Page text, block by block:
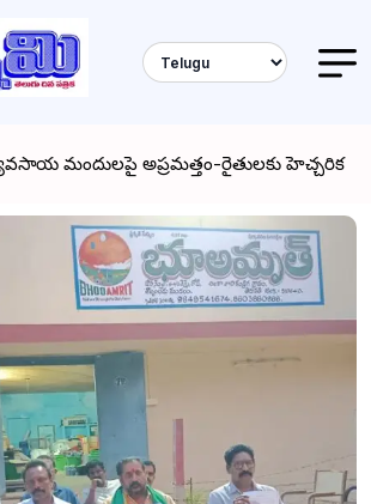
మందులపై అప్రమత్తం-రైతులకు హెచ్చరిక